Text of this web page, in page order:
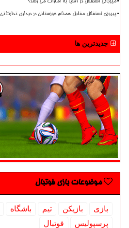
میزبانی استقلال در آسیا به امارات می رسد؟
پیروزی استقلال مقابل همنام خوزستانی در دیداری تدارکاتی
جدیدترین ها
موضوعات بازی فوتبال
بازی بازیكن تیم باشگاه
پرسپولیس
فوتبال